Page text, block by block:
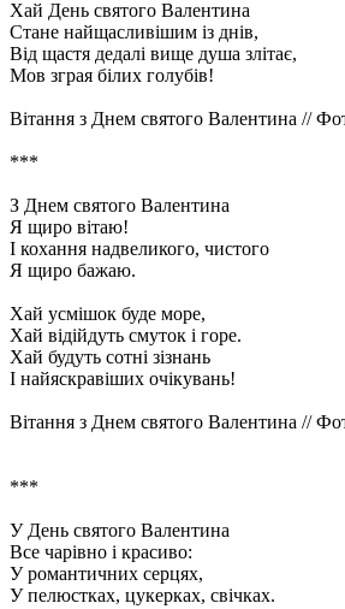
Хай День святого Валентина
Стане найщасливішим із днів,
Від щастя дедалі вище душа злітає,
Мов зграя білих голубів!
Вітання з Днем святого Валентина //
***
З Днем святого Валентина
Я щиро вітаю!
І кохання надвеликого, чистого
Я щиро бажаю.
Хай усмішок буде море,
Хай відійдуть смуток і горе.
Хай будуть сотні зізнань
І найяскравіших очікувань!
Вітання з Днем святого Валентина //
***
У День святого Валентина
Все чарівно і красиво:
У романтичних серцях,
У пелюстках, цукерках, свічках.